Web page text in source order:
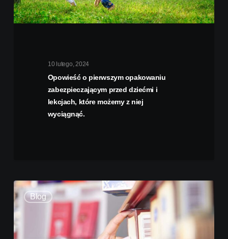
10 lutego, 2024
Opowieść o pierwszym opakowaniu
zabezpieczającym przed dziećmi i
lekcjach, które możemy z niej
wyciągnąć.
Blog